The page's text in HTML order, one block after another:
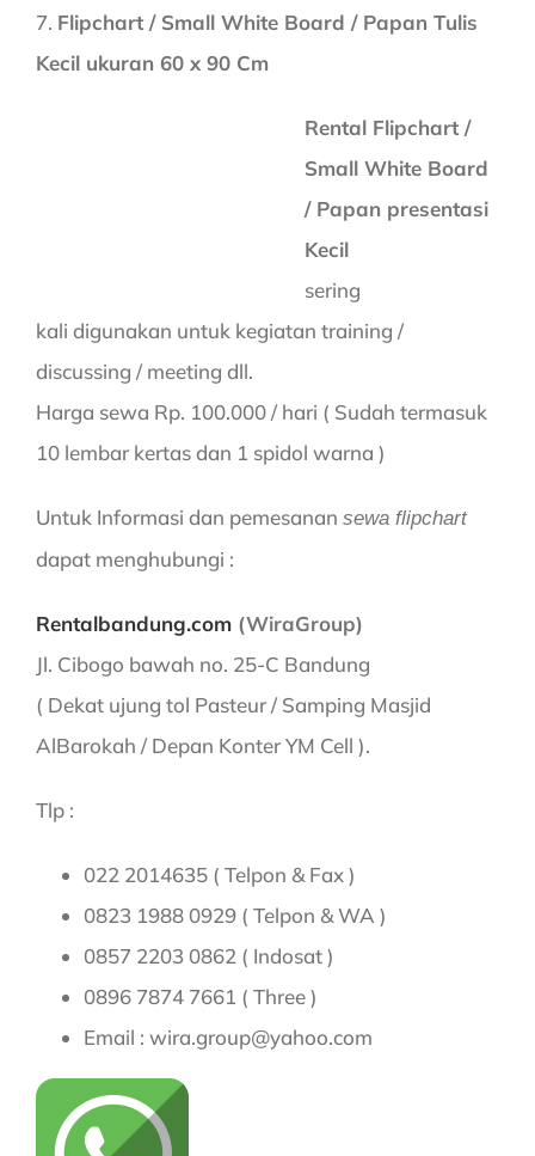
7. Flipchart / Small White Board / Papan Tulis
Kecil ukuran 60 x 90 Cm
Rental Flipchart /
Small White Board
/ Papan presentasi
Kecil
sering
kali digunakan untuk kegiatan training /
discussing / meeting dll.
Harga sewa Rp. 100.000 / hari ( Sudah termasuk
10 lembar kertas dan 1 spidol warna )
Untuk Informasi dan pemesanan sewa flipchart
dapat menghubungi :
Rentalbandung.com(WiraGroup)
Jl. Cibogo bawah no. 25-C Bandung
( Dekat ujung tol Pasteur / Samping Masjid
AlBarokah / Depan Konter YM Cell ).
Tlp :
022 2014635 ( Telpon & Fax )
0823 1988 0929 ( Telpon & WA )
0857 2203 0862 ( Indosat )
0896 7874 7661 ( Three )
Email : wira.group@yahoo.com